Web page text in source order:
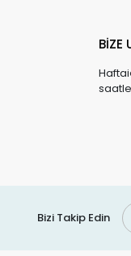
BİZE
Bizi Takip Edin